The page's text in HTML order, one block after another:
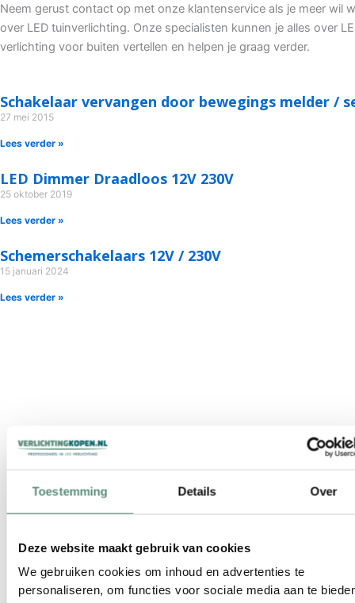
Toestemming Details Over
Deze website maakt gebruik van cookies
We gebruiken cookies om inhoud en advertenties te
personaliseren, om functies voor sociale media aan te
Neem gerust contact op met onze klantenservice als je meer wil
over LED tuinverlichting. Onze specialisten kunnen je alles over
verlichting voor buiten vertellen en helpen je graag verder.
Schakelaar vervangen door bewegings melder /
27 mei 2015
Lees verder »
LED Dimmer Draadloos 12V 230V
25 oktober 2019
Lees verder »
Schemerschakelaars 12V / 230V
15 januari 2024
Lees verder »